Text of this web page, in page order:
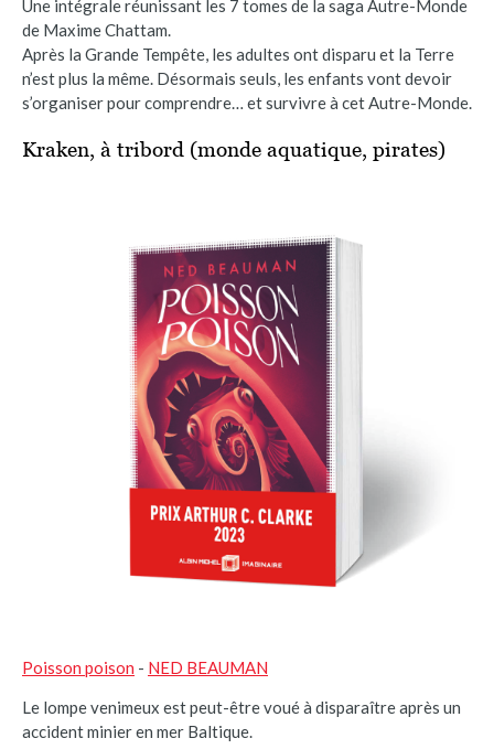
Une intégrale réunissant les 7 tomes de la saga Autre-Monde
de Maxime Chattam.
Après la Grande Tempête, les adultes ont disparu et la Terre
n’est plus la même. Désormais seuls, les enfants vont devoir
s’organiser pour comprendre… et survivre à cet Autre-Monde.
Kraken, à tribord (monde aquatique, pirates)
Poisson poison - NED BEAUMAN
Le lompe venimeux est peut-être voué à disparaître après un
accident minier en mer Baltique.